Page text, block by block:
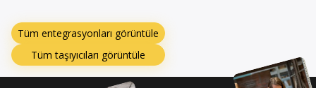
Tüm entegrasyonları görüntüle
Tüm taşıyıcıları görüntüle